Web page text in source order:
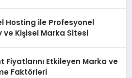
Hosting ile Profesyonel
ve Kişisel Marka Sitesi
Fiyatlarını Etkileyen Marka ve
Faktörleri